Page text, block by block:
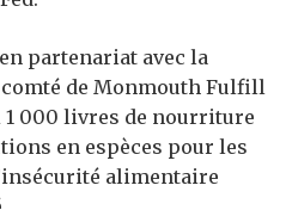
partenariat avec la
de Monmouth Fulfill
1 000 livres de nourriture
en espèces pour les
alimentaire